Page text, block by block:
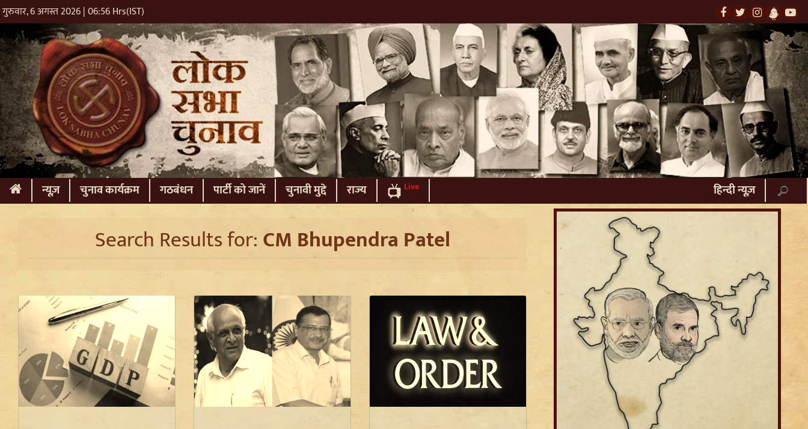
गुरुवार, 6 अगस्त 2026 | 06:56 Hrs(IST)
(current)
न्यूज़ चुनाव कार्यक्रम गठबंधन पार्टी को जानें चुनावी मुद्दे राज्य Live हिन्दी न्यूज़
Search Results for:CM Bhupendra Patel